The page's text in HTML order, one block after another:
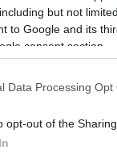
but not
to Google and its
consent section.
Data Processing Opt
opt-out of the
ευθύνης
Μελέτη, να
να
Πολιτεία